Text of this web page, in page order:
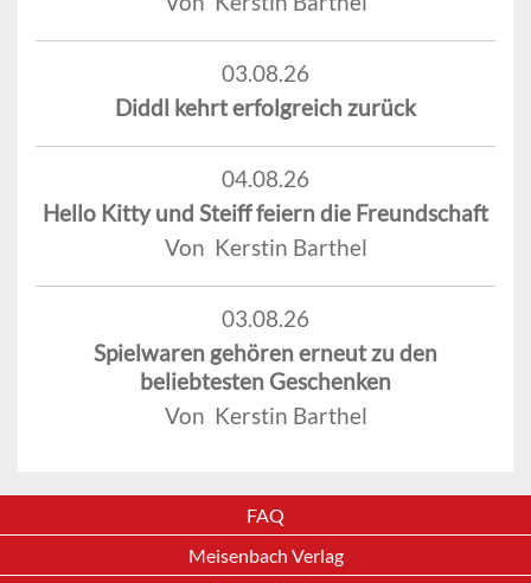
03.08.26
Diddl kehrt erfolgreich zurück
04.08.26
Hello Kitty und Steiff feiern die Freundschaft
Von Kerstin Barthel
03.08.26
Spielwaren gehören erneut zu den
beliebtesten Geschenken
Von Kerstin Barthel
FAQ
Meisenbach Verlag